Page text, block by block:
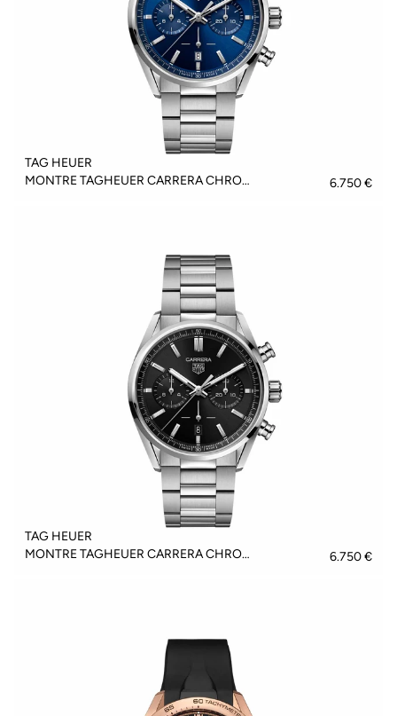
TAG HEUER
MONTRE TAGHEUER CARRERA CHRONOGRAPH - CBN2011.BA0642
6.750 €
TAG HEUER
MONTRE TAGHEUER CARRERA CHRONOGRAPH - CBN2010.BA0642
6.750 €